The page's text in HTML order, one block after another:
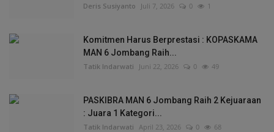
Deris Susiyanto Juli 7, 2026 0 1
Komitmen Harus Berprestasi : KOPASKAMA
MAN 6 Jombang Raih...
Tatik Indarwati Juni 22, 2026 0 49
PASKIBRA MAN 6 Jombang Raih 2 Kejuaraan
: Juara 1 Kategori...
Tatik Indarwati April 23, 2026 0 68